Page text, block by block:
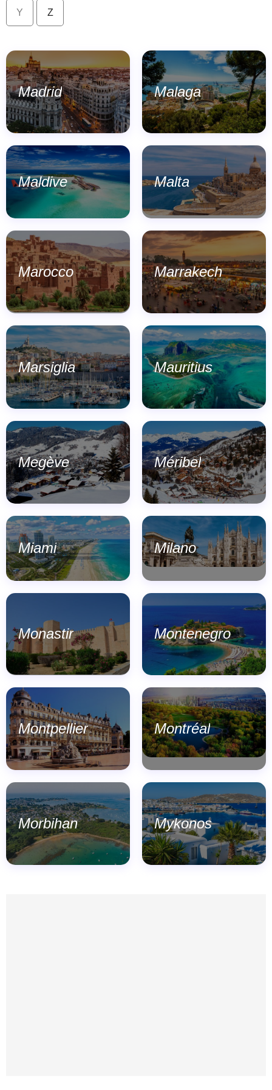
Y Z
Madrid Malaga
Maldive Malta
Marocco Marrakech
Marsiglia Mauritius
Megève Méribel
Miami Milano
Monastir Montenegro
Montpellier Montréal
Morbihan Mykonos